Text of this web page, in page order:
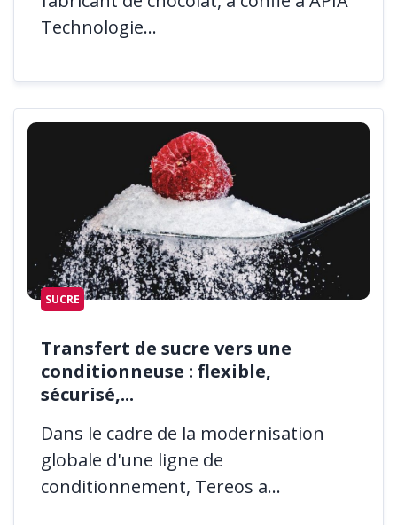
Technologie...
SUCRE
Transfert de sucre vers une
conditionneuse : flexible,
sécurisé,...
Dans le cadre de la modernisation
globale d'une ligne de
conditionnement, Tereos a...